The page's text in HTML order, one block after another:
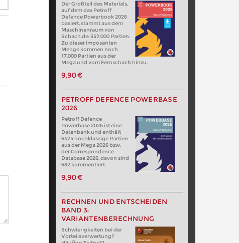
Der Großteil des Materials,
auf dem das Petroff
Defence Powerbook 2026
basiert, stammt aus dem
Maschinenraum von
Schach.de: 357.000 Partien.
Zu dieser imposanten
Menge kommen noch
17.000 Partien aus der
Mega und vom Fernschach hinzu.
9,90 €
PETROFF DEFENCE POWERBASE
2026
Petroff Defence
Powerbase 2026 ist eine
Datenbank und enthält
6475 hochklassige Partien
aus der Mega 2026 bzw.
der Correspondence
Database 2026, davon sind
682 kommentiert.
9,90 €
RECHNEN UND ENTSCHEIDEN
BAND 3:
VARIANTENBERECHNUNG
Schwierigkeiten bei der
Vorteilsverwertung?